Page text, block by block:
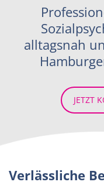
alltagsnah
JETZT
Verlässliche